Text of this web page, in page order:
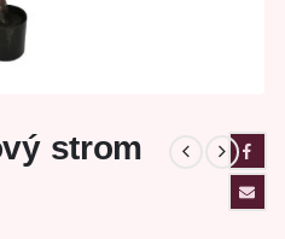
strom